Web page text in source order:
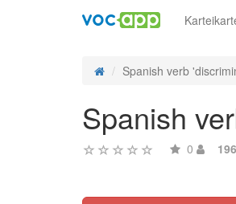
Spanish verb
Spanish
0